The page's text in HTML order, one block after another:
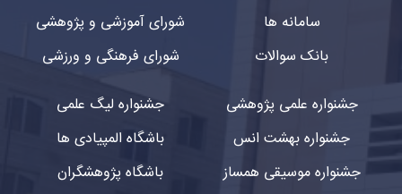
سامانه ها
بانک سوالات
شورای آموزشی و پژوهشی
شورای فرهنگی و ورزشی
جشنواره علمی پژوهشی
جشنواره بهشت انس
جشنواره موسیقی همساز
جشنواره لیگ علمی
باشگاه المپیادی ها
باشگاه پژوهشگران